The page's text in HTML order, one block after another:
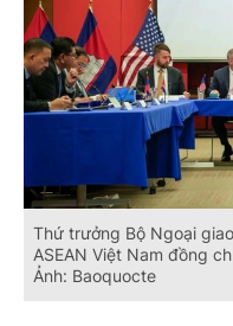
Thứ trưởng Bộ Ngoại
ASEAN Việt Nam đồng
Ảnh: Baoquocte